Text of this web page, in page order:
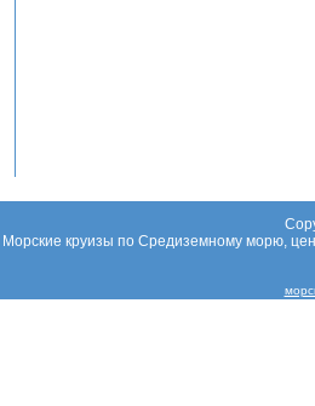
Морские круизы по Средиземному морю,